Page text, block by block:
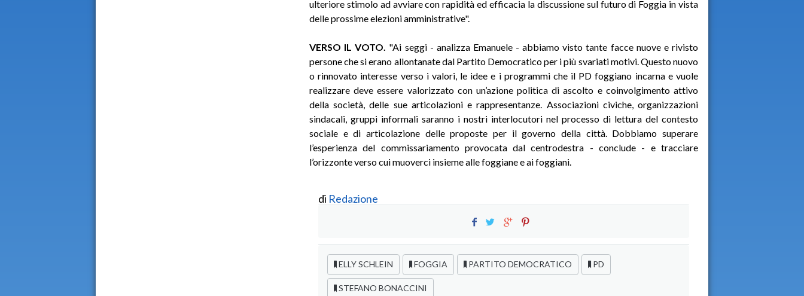
ulteriore stimolo ad avviare con rapidità ed efficacia la discussione sul futuro di Foggia in vista
delle prossime elezioni amministrative".
VERSO IL VOTO. "Ai seggi - analizza Emanuele - abbiamo visto tante facce nuove e rivisto
persone che si erano allontanate dal Partito Democratico per i più svariati motivi. Questo nuovo
o rinnovato interesse verso i valori, le idee e i programmi che il PD foggiano incarna e vuole
realizzare deve essere valorizzato con un’azione politica di ascolto e coinvolgimento attivo
della società, delle sue articolazioni e rappresentanze. Associazioni civiche, organizzazioni
sindacali, gruppi informali saranno i nostri interlocutori nel processo di lettura del contesto
sociale e di articolazione delle proposte per il governo della città. Dobbiamo superare
l’esperienza del commissariamento provocata dal centrodestra - conclude - e tracciare
l’orizzonte verso cui muoverci insieme alle foggiane e ai foggiani.
di Redazione
ELLY SCHLEIN FOGGIA PARTITO DEMOCRATICO PD
STEFANO BONACCINI